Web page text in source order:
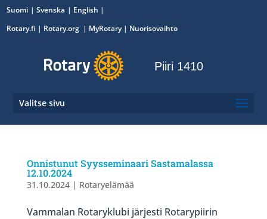
Suomi Svenska
English
Rotary.fi | Rotary.org | MyRotary| Nuorisovaihto
Piiri 1410
Valitse sivu
Onnistunut Syysseminaari Sastamalassa
12.10.2024
31.10.2024| Rotaryelämää
Vammalan Rotaryklubi järjesti Rotarypiirin